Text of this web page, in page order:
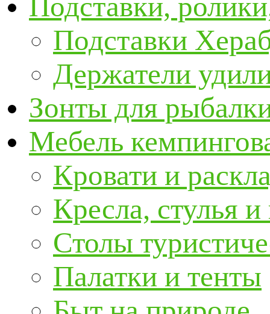
Подставки
Держатели
Зонты для
Мебель
Кровати и
Кресла, стулья
Столы
Палатки и тенты